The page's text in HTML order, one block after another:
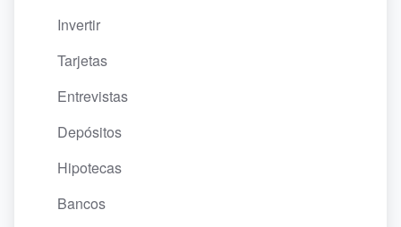
Invertir
Tarjetas
Entrevistas
Depósitos
Hipotecas
Bancos